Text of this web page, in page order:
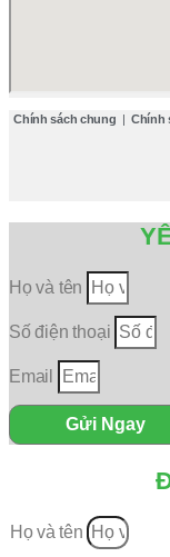
Chính sách chung | Chính
Họ và tên
Số điện thoại
Email
Gửi Ngay
Họ và tên